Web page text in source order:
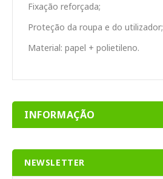
Fixação reforçada;
Proteção da roupa e do utilizador;
Material: papel + polietileno.
INFORMAÇÃO
NEWSLETTER